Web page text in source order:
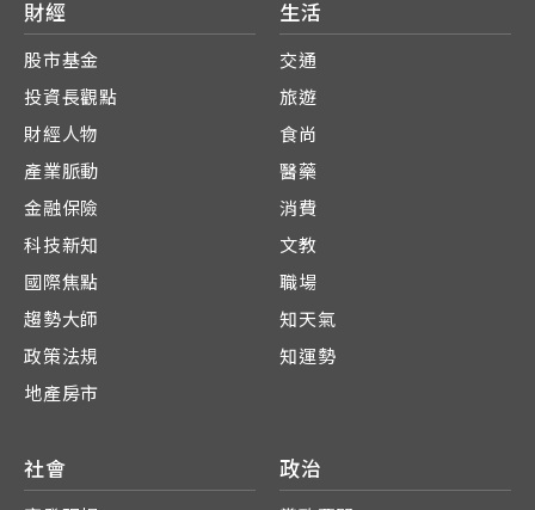
財經
股市基金
投資長觀點
財經人物
產業脈動
金融保險
科技新知
國際焦點
趨勢大師
政策法規
地產房市
生活
交通
旅遊
食尚
醫藥
消費
文教
職場
知天氣
知運勢
社會 政治